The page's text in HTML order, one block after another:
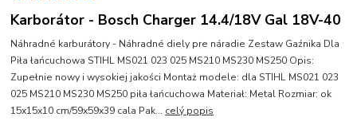
Karborátor - Bosch Charger 14.4/18V Gal 18V-40
Náhradné karburátory - Náhradné diely pre náradie Zestaw Gaźnika Dla
Piła łańcuchowa STIHL MS021 023 025 MS210 MS230 MS250 Opis:
Zupełnie nowy i wysokiej jakości Montaż modele: dla STIHL MS021 023
025 MS210 MS230 MS250 piła łańcuchowa Materiał: Metal Rozmiar: ok
15x15x10 cm/59x59x39 cala Pak... celý popis